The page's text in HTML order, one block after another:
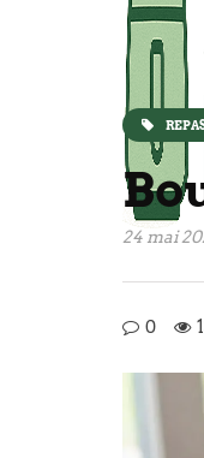
24 mai
0